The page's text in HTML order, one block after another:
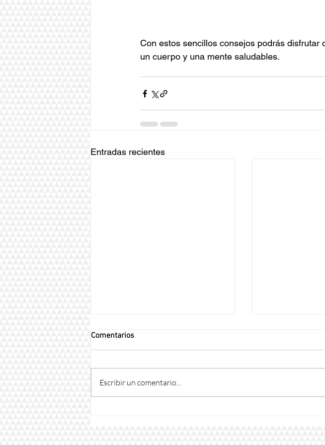
Con estos sencillos consejos podrás
un cuerpo y una mente saludables.
Entradas recientes
¿Que es Blender dental?
Comentarios
Escribir un comentario...